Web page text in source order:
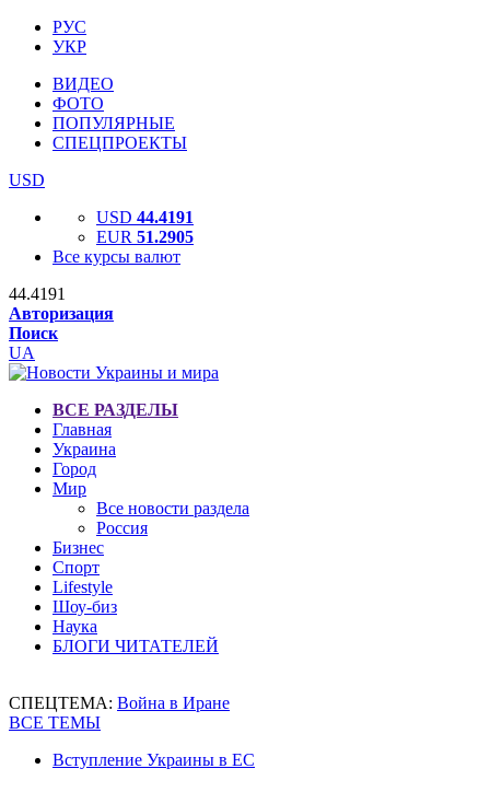
РУС
УКР
ВИДЕО
ФОТО
ПОПУЛЯРНЫЕ
СПЕЦПРОЕКТЫ
USD
USD 44.4191
EUR 51.2905
Все курсы валют
44.4191
Авторизация
Поиск
UA
ВСЕ РАЗДЕЛЫ
Главная
Украина
Город
Мир
Все новости раздела
Россия
Бизнес
Спорт
Lifestyle
Шоу-биз
Наука
БЛОГИ ЧИТАТЕЛЕЙ
СПЕЦТЕМА: Война в Иране
ВСЕ ТЕМЫ
Вступление Украины в ЕС